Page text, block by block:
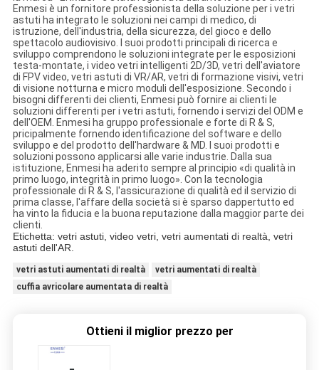
Enmesi è un fornitore professionista della soluzione per i vetri
astuti ha integrato le soluzioni nei campi di medico, di
istruzione, dell'industria, della sicurezza, del gioco e dello
spettacolo audiovisivo. I suoi prodotti principali di ricerca e
sviluppo comprendono le soluzioni integrate per le esposizioni
testa-montate, i video vetri intelligenti 2D/3D, vetri dell'aviatore
di FPV video, vetri astuti di VR/AR, vetri di formazione visivi, vetri
di visione notturna e micro moduli dell'esposizione. Secondo i
bisogni differenti dei clienti, Enmesi può fornire ai clienti le
soluzioni differenti per i vetri astuti, fornendo i servizi del ODM e
dell'OEM. Enmesi ha gruppo professionale e forte di R & S,
pricipalmente fornendo identificazione del software e dello
sviluppo e del prodotto dell'hardware & MD. I suoi prodotti e
soluzioni possono applicarsi alle varie industrie. Dalla sua
istituzione, Enmesi ha aderito sempre al principio «di qualità in
primo luogo, integrità in primo luogo». Con la tecnologia
professionale di R & S, l'assicurazione di qualità ed il servizio di
prima classe, l'affare della società si è sparso dappertutto ed
ha vinto la fiducia e la buona reputazione dalla maggior parte dei
clienti.
Etichetta: vetri astuti, video vetri, vetri aumentati di realtà, vetri
astuti dell'AR.
vetri astuti aumentati di realtà
vetri aumentati di realtà
cuffia avricolare aumentata di realtà
Ottieni il miglior prezzo per